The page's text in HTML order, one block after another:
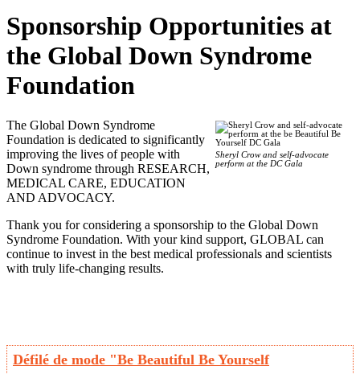
Sponsorship Opportunities at
the Global Down Syndrome
Foundation
Sheryl Crow and self-advocate
perform at the DC Gala
The Global Down Syndrome
Foundation is dedicated to significantly
improving the lives of people with
Down syndrome through RESEARCH,
MEDICAL CARE, EDUCATION
AND ADVOCACY.
Thank you for considering a sponsorship to the Global Down
Syndrome Foundation. With your kind support, GLOBAL can
continue to invest in the best medical professionals and scientists
with truly life-changing results.
Défilé de mode "Be Beautiful Be Yourself